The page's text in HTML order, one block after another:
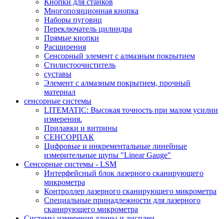
Кнопки для станков
Многопозиционная кнопка
Наборы пуговиц
Переключатель цилиндра
Прямые кнопки
Расширения
Сенсорный элемент с алмазным покрытием
Стилистоочиститель
суставы
Элемент с алмазным покрытием, прочный
материал
сенсорные системы
LITEMATIC: Высокая точность при малом усилии
измерения.
Прилавки и витрины
СЕНСОРПАК
Цифровые и инкрементальные линейные
измерительные щупы "Linear Gauge"
Сенсорные системы - LSM
Интерфейсный блок лазерного сканирующего
микрометра
Контроллер лазерного сканирующего микрометра
Специальные принадлежности для лазерного
сканирующего микрометра